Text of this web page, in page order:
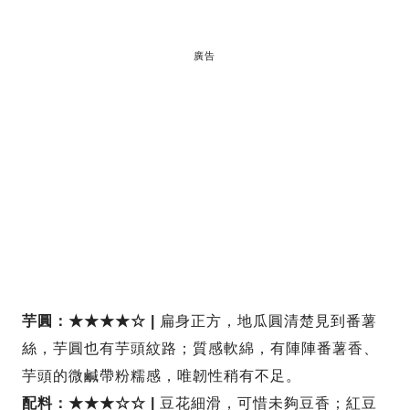
廣告
芋圓：★★★★☆ |
扁身正方，地瓜圓清楚見到番薯
絲，芋圓也有芋頭紋路；質感軟綿，有陣陣番薯香、
芋頭的微鹹帶粉糯感，唯韌性稍有不足。
配料：★★★☆☆ | 豆花細滑，可惜未夠豆香；紅豆